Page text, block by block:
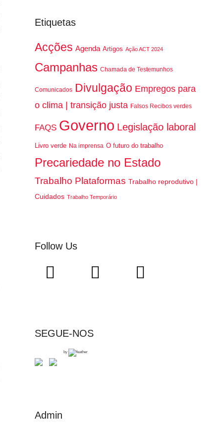
Etiquetas
Acções Agenda Artigos Ação ACT 2024
Campanhas Chamada de Testemunhos
Comunicados Divulgação Empregos para
o clima | transição justa Falsos Recibos verdes
FAQS Governo Legislação laboral
Livro verde Na imprensa O futuro do trabalho
Precariedade no Estado
Trabalho Plataformas Trabalho reprodutivo |
Cuidados Trabalho Temporário
Follow Us
SEGUE-NOS
by
Admin